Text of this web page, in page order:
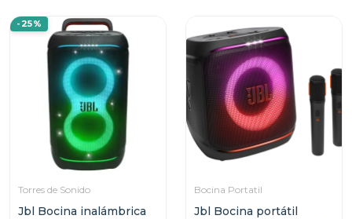
-25%
Torres de Sonido
Jbl Bocina inalámbrica
Bocina Portatil
Jbl Bocina portátil